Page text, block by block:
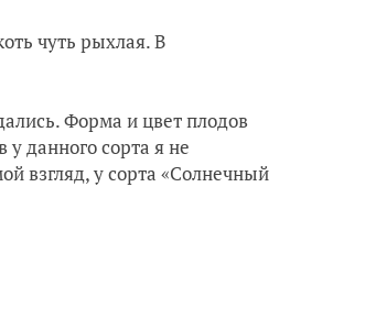
чуть рыхлая. В
Форма и цвет плодов
данного сорта я не
взгляд, у сорта «Солнечный